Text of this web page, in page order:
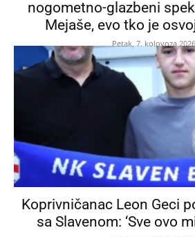
nogometno-glazbeni
Mejaše, evo tko je
Petak, 7. kolovoza
Koprivničanac Leon Geci
sa Slavenom: ‘Sve ovo